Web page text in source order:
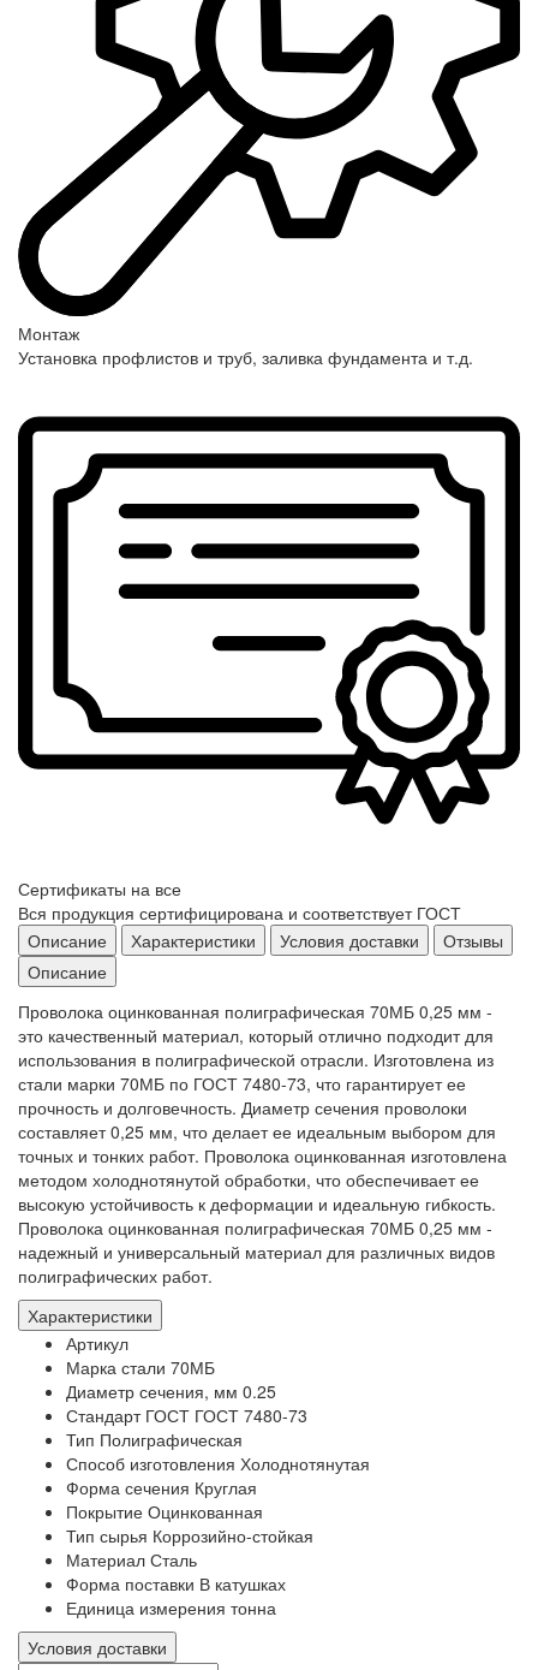
Монтаж
Установка профлистов и труб, заливка фундамента и т.д.
Сертификаты на все
Вся продукция сертифицирована и соответствует ГОСТ
Описание
Характеристики Условия доставки
Отзывы
Описание
Проволока оцинкованная полиграфическая 70МБ 0,25 мм -
это качественный материал, который отлично подходит для
использования в полиграфической отрасли. Изготовлена из
стали марки 70МБ по ГОСТ 7480-73, что гарантирует ее
прочность и долговечность. Диаметр сечения проволоки
составляет 0,25 мм, что делает ее идеальным выбором для
точных и тонких работ. Проволока оцинкованная изготовлена
методом холоднотянутой обработки, что обеспечивает ее
высокую устойчивость к деформации и идеальную гибкость.
Проволока оцинкованная полиграфическая 70МБ 0,25 мм -
надежный и универсальный материал для различных видов
полиграфических работ.
Характеристики
Артикул
Марка стали 70МБ
Диаметр сечения, мм 0.25
Стандарт ГОСТ ГОСТ 7480-73
Тип Полиграфическая
Способ изготовления Холоднотянутая
Форма сечения Круглая
Покрытие Оцинкованная
Тип сырья Коррозийно-стойкая
Материал Сталь
Форма поставки В катушках
Единица измерения тонна
Условия доставки